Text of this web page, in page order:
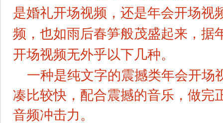
是婚礼开场视频，还是年会开场视
频，也如雨后春笋般茂盛起来，据
开场视频无外乎以下几种。
一种是纯文字的震撼类年会开场
凑比较快，配合震撼的音乐，做完
音频冲击力。